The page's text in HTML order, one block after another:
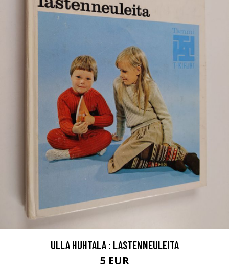
ULLA HUHTALA : LASTENNEULEITA
5 EUR